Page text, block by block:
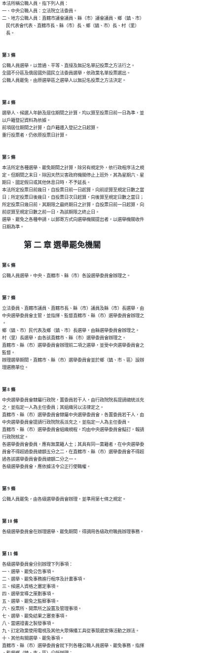
本法所稱公職人員，指下列人員：
一、中央公職人員：立法院立法委員。
二、地方公職人員：直轄市議會議員、縣（市）議會議員、鄉（鎮、市）
    民代表會代表、直轄市長、縣（市）長、鄉（鎮、市）長、村（里）
    長。
第 3 條
公職人員選舉，以普通、平等、直接及無記名單記投票之方法行之。
全國不分區及僑居國外國民立法委員選舉，依政黨名單投票選出。
公職人員罷免，由原選舉區之選舉人以無記名投票之方法決定。
第 4 條
選舉人、候選人年齡及居住期間之計算，均以算至投票日前一日為準，並
以戶籍登記資料為依據。
前項居住期間之計算，自戶籍遷入登記之日起算。
重行投票者，仍依原投票日計算。
第 5 條
本法所定各種選舉、罷免期間之計算，除另有規定外，依行政程序法之規
定。但期間之末日，除因天然災害政府機關停止上班外，其為星期六、星
期日、國定假日或其他休息日時，不予延長。
本法所定投票日前幾日，自投票日前一日起算，向前逆算至規定日數之當
日；所定投票日後幾日，自投票日次日起算，向後算至規定日數之當日；
所定投票日幾日前，其期限之最終期日之計算，自投票日前一日起算，向
前逆算至規定日數之前一日，為該期限之終止日。
選舉、罷免之各種申請，以郵寄方式向選舉機關提出者，以選舉機關收件
日期為準。
第 二 章 選舉罷免機關
第 6 條
公職人員選舉，中央、直轄市、縣（市）各設選舉委員會辦理之。
第 7 條
立法委員、直轄市議員、直轄市長、縣（市）議員及縣（市）長選舉，由
中央選舉委員會主管，並指揮、監督直轄市、縣（市）選舉委員會辦理之
。
鄉（鎮、市）民代表及鄉（鎮、市）長選舉，由縣選舉委員會辦理之。
村（里）長選舉，由各該直轄市、縣（市）選舉委員會辦理之。
直轄市、縣（市）選舉委員會辦理前二項之選舉，並受中央選舉委員會之
監督。
辦理選舉期間，直轄市、縣（市）選舉委員會並於鄉（鎮、市、區）設辦
理選務單位。
第 8 條
中央選舉委員會隸屬行政院，置委員若干人，由行政院院長提請總統派充
之，並指定一人為主任委員；其組織另以法律定之。
直轄市、縣（市）選舉委員會隸屬中央選舉委員會，各置委員若干人，由
中央選舉委員會提請行政院院長派充之，並指定一人為主任委員。
直轄市、縣（市）選舉委員會組織規程，均由中央選舉委員會擬訂，報請
行政院核定。
各選舉委員會委員，應有無黨籍人士；其具有同一黨籍者，在中央選舉委
員會不得超過委員總額五分之二，在直轄市、縣（市）選舉委員會不得超
過各該選舉委員會委員總額二分之一。
各級選舉委員會，應依據法令公正行使職權。
第 9 條
公職人員罷免，由各級選舉委員會辦理，並準用第七條之規定。
第 10 條
各級選舉委員會在辦理選舉、罷免期間，得調用各級政府職員辦理事務。
第 11 條
各級選舉委員會分別辦理下列事項：
一、選舉、罷免公告事項。
二、選舉、罷免事務進行程序及計畫事項。
三、候選人資格之審定事項。
四、選舉宣導之策劃事項。
五、選舉、罷免之監察事項。
六、投票所、開票所之設置及管理事項。
七、選舉、罷免結果之審查事項。
八、當選證書之製發事項。
九、訂定政黨使用電視及其他大眾傳播工具從事競選宣傳活動之辦法。
十、其他有關選舉、罷免事項。
直轄市、縣（市）選舉委員會就下列各種公職人員選舉、罷免事務，指揮